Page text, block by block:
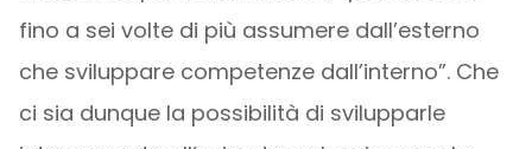
fino a sei volte di più assumere dall’esterno
che sviluppare competenze dall’interno”. Che
ci sia dunque la possibilità di svilupparle